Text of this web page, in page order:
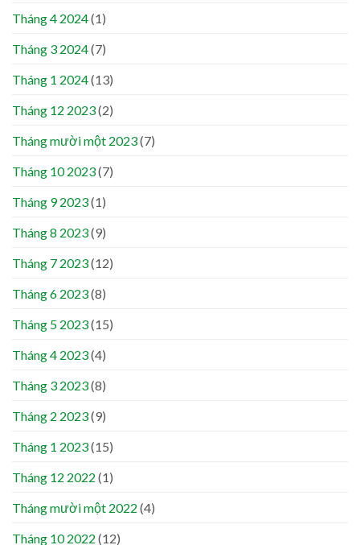
Tháng 4 2024(1)
Tháng 3 2024(7)
Tháng 1 2024(13)
Tháng 12 2023(2)
Tháng mười một 2023(7)
Tháng 10 2023(7)
Tháng 9 2023(1)
Tháng 8 2023(9)
Tháng 7 2023(12)
Tháng 6 2023(8)
Tháng 5 2023(15)
Tháng 4 2023(4)
Tháng 3 2023(8)
Tháng 2 2023(9)
Tháng 1 2023(15)
Tháng 12 2022 (1)
Tháng mười một 2022 (4)
Tháng 10 2022 (12)